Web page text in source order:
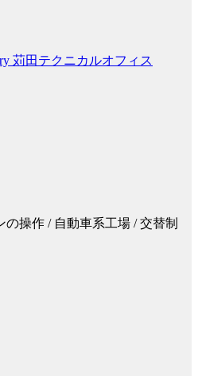
苅田テクニカルオフィス
操作 / 自動車系工場 / 交替制